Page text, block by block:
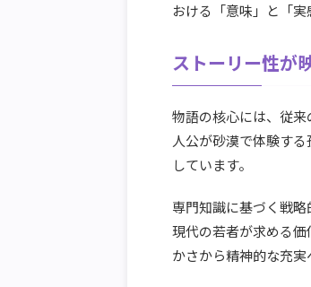
おける「意味」と「実
ストーリー性が
物語の核心には、従
人公が砂漠で体験す
しています。
専門知識に基づく戦略
現代の若者が求める
かさから精神的な充実